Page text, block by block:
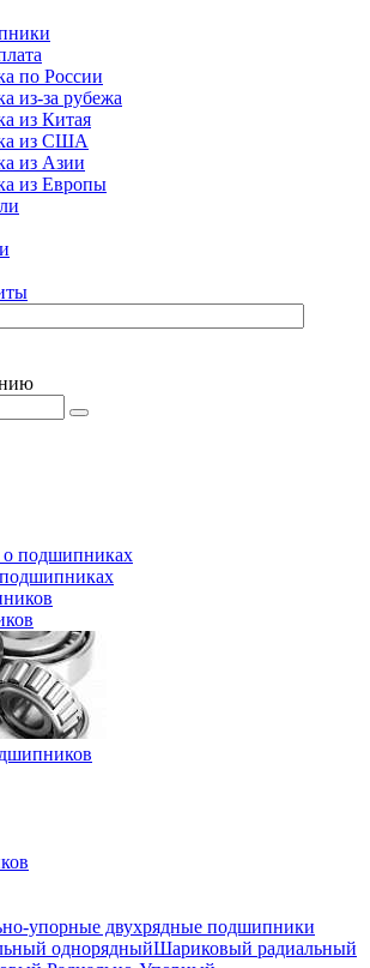
по России
из-за рубежа
из Китая
из США
из Азии
из Европы
упорные двухрядные подшипники
однорядныйШариковый радиальный